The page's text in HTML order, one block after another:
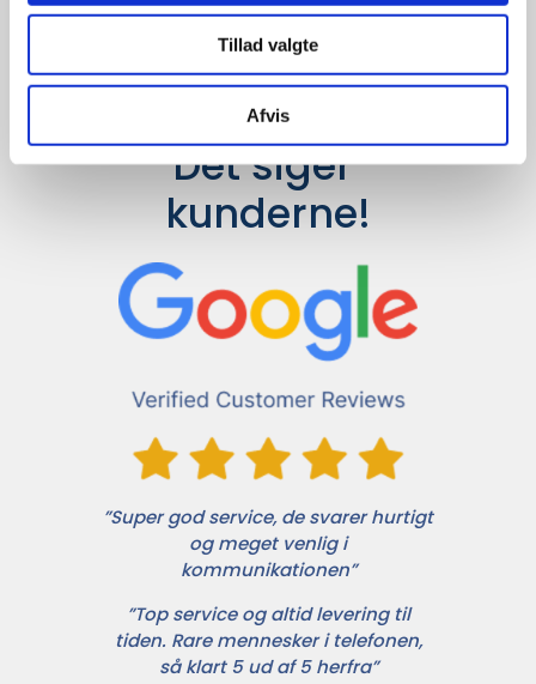
Tillad valgte
Afvis
Det siger
kunderne!
”Super god service, de svarer hurtigt
og meget venlig i
kommunikationen”
”Top service og altid levering til
tiden. Rare mennesker i telefonen,
så klart 5 ud af 5 herfra”